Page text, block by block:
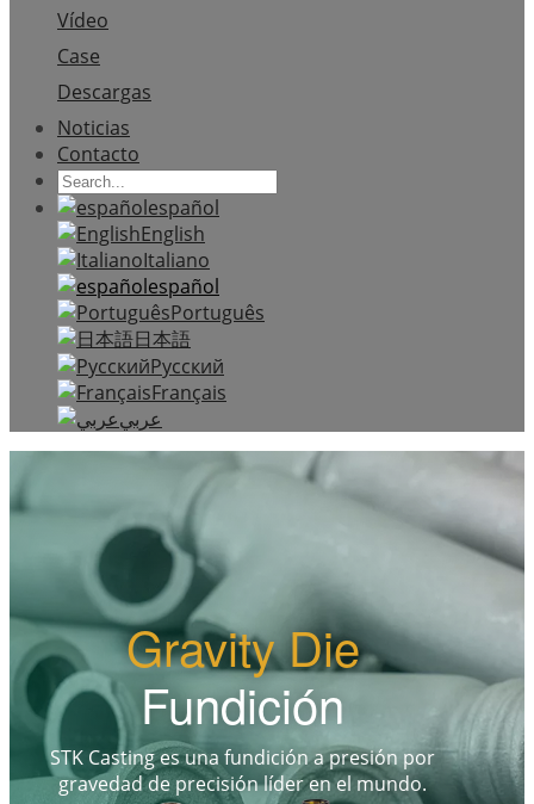
Vídeo
Case
Descargas
Noticias
Contacto
español
English
Italiano
español
Português
日本語
Русский
Français
عربي
Gravity Die
Fundición
STK Casting es una fundición a presión por
gravedad de precisión líder en el mundo.